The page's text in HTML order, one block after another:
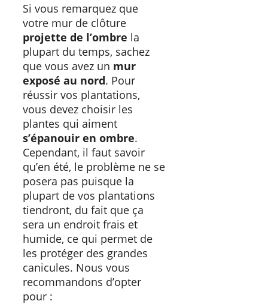
Si vous remarquez que
votre mur de clôture
projette de l’ombre la
plupart du temps, sachez
que vous avez un mur
exposé au nord. Pour
réussir vos plantations,
vous devez choisir les
plantes qui aiment
s’épanouir en ombre.
Cependant, il faut savoir
qu’en été, le problème ne se
posera pas puisque la
plupart de vos plantations
tiendront, du fait que ça
sera un endroit frais et
humide, ce qui permet de
les protéger des grandes
canicules. Nous vous
recommandons d’opter
pour :